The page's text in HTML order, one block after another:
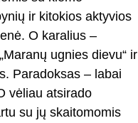
ir kitokios aktyvios
O karalius –
ugnies dievu“ ir
Paradoksas – labai
vėliau atsirado
su jų skaitomomis